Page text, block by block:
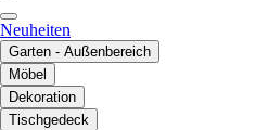
Neuheiten
Garten - Außenbereich
Möbel
Dekoration
Tischgedeck